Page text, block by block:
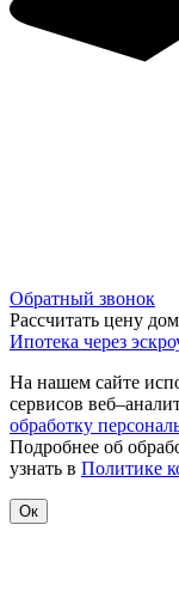
Обратный звонок
Рассчитать цену
Ипотека через
На нашем сайте
сервисов
обработку
Подробнее об
узнать в Политике
Ок